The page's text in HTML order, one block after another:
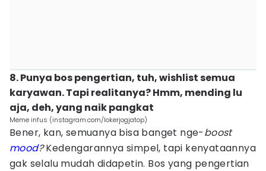
8. Punya bos pengertian, tuh, wishlist semua
karyawan. Tapi realitanya? Hmm, mending lu
aja, deh, yang naik pangkat
Meme infus (instagram.com/lokerjogjatop)
Bener, kan, semuanya bisa banget nge-boost
mood?Kedengarannya simpel, tapi kenyataannya
gak selalu mudah didapetin. Bos yang pengertian